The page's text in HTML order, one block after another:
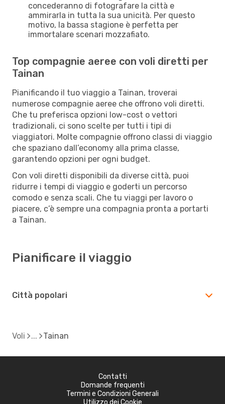
concederanno di fotografare la città e
ammirarla in tutta la sua unicità. Per questo
motivo, la bassa stagione è perfetta per
immortalare scenari mozzafiato.
Top compagnie aeree con voli diretti per
Tainan
Pianificando il tuo viaggio a Tainan, troverai
numerose compagnie aeree che offrono voli diretti.
Che tu preferisca opzioni low-cost o vettori
tradizionali, ci sono scelte per tutti i tipi di
viaggiatori. Molte compagnie offrono classi di viaggio
che spaziano dall’economy alla prima classe,
garantendo opzioni per ogni budget.
Con voli diretti disponibili da diverse città, puoi
ridurre i tempi di viaggio e goderti un percorso
comodo e senza scali. Che tu viaggi per lavoro o
piacere, c’è sempre una compagnia pronta a portarti
a Tainan.
Pianificare il viaggio
Città popolari
Voli Tainan
Contatti
Domande frequenti
Termini e Condizioni Generali
Utilizzo dei Cookie